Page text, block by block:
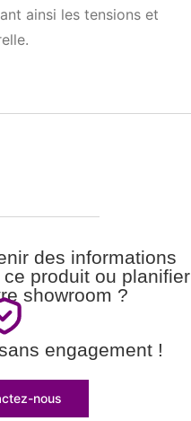
ainsi les tensions et
des informations
produit ou planifier
showroom ?
engagement !
nous